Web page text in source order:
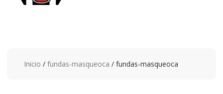
Inicio / fundas-masqueoca / fundas-masqueoca